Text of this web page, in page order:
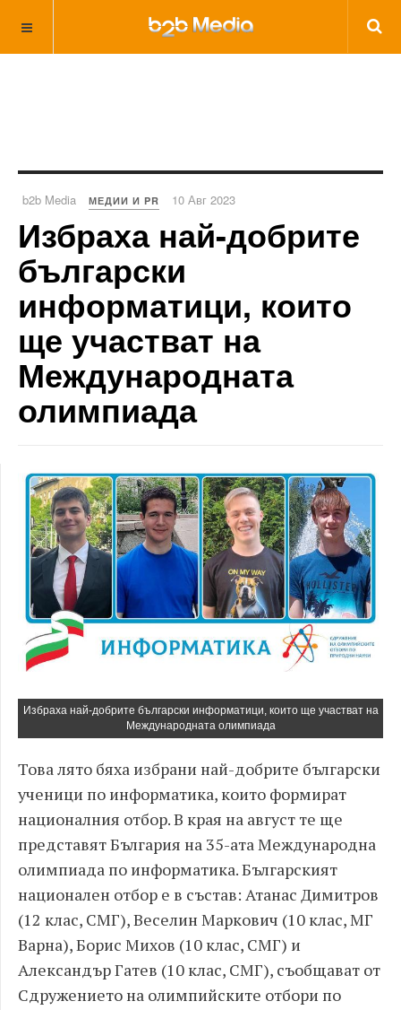
b2b Media МЕДИИ И PR 10 Авг 2023
Избраха най-добрите
български
информатици, които
ще участват на
Международната
олимпиада
Избраха най-добрите български информатици, които ще участват на
Международната олимпиада
Това лято бяха избрани най-добрите български
ученици по информатика, които формират
националния отбор. В края на август те ще
представят България на 35-ата Международна
олимпиада по информатика. Българският
национален отбор е в състав: Атанас Димитров
(12 клас, СМГ), Веселин Маркович (10 клас, МГ
Варна), Борис Михов (10 клас, СМГ) и
Александър Гатев (10 клас, СМГ), съобщават от
Сдружението на олимпийските отбори по